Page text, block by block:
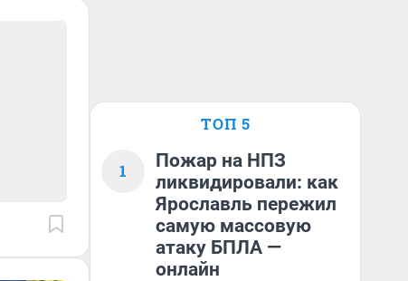
ТОП 5
1
Пожар на НПЗ
ликвидировали: как
Ярославль пережил
самую массовую
атаку БПЛА —
онлайн